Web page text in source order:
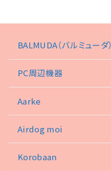
BALMUDA（バルミューダ）
PC周辺機器
Aarke
Airdog moi
Korobaan